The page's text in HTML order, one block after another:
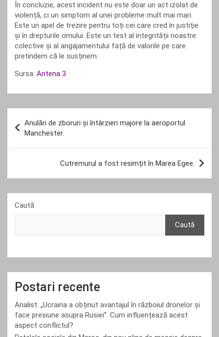
În concluzie, acest incident nu este doar un act izolat de
violență, ci un simptom al unei probleme mult mai mari.
Este un apel de trezire pentru toți cei care cred în justiție
și în drepturile omului. Este un test al integrității noastre
colective și al angajamentului față de valorile pe care
pretindem că le susținem.
Sursa: Antena 3
în
articole
Anulări de zboruri și întârzieri majore la aeroportul
Manchester.
Cutremurul a fost resimțit în Marea Egee.
Caută
Caută
Postari recente
Analist: „Ucraina a obținut avantajul în războiul dronelor și
face presiune asupra Rusiei”. Cum influențează acest
aspect conflictul?